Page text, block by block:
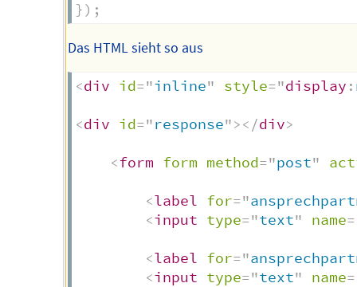
}) ;
Das HTML sieht so aus
<div id="inline" style="display :
<div id="response"></div>
<form form method="post"
<label for="
<input type="text" name=
<label for="
<input type="text" name=